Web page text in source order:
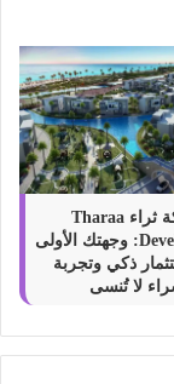
شركة ثراء Tharaa
Developments: وجهتك الأولى
ذكي وتجربة
لا تُنسى